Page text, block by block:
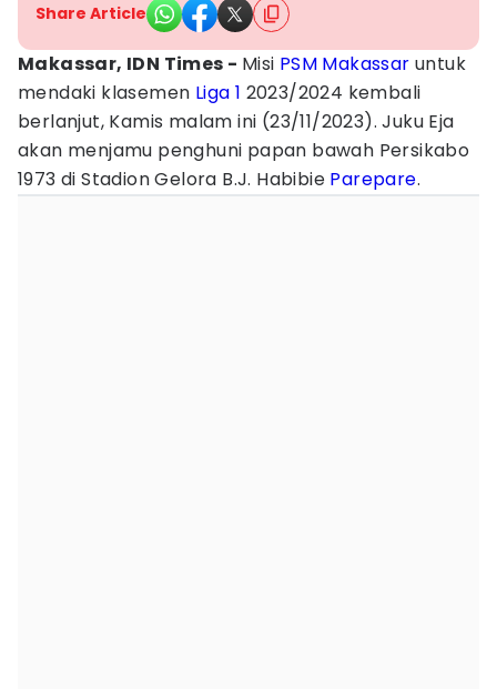
Share Article
Makassar, IDN Times - Misi PSM Makassar untuk
mendaki klasemen Liga 1 2023/2024 kembali
berlanjut, Kamis malam ini (23/11/2023). Juku Eja
akan menjamu penghuni papan bawah Persikabo
1973 di Stadion Gelora B.J. Habibie Parepare.